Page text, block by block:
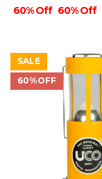
60% Off 60% Off
SALE
60%OFF